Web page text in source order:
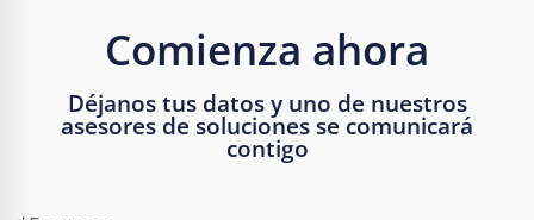
Comienza ahora
Déjanos tus datos y uno de nuestros
asesores de soluciones se comunicará
contigo